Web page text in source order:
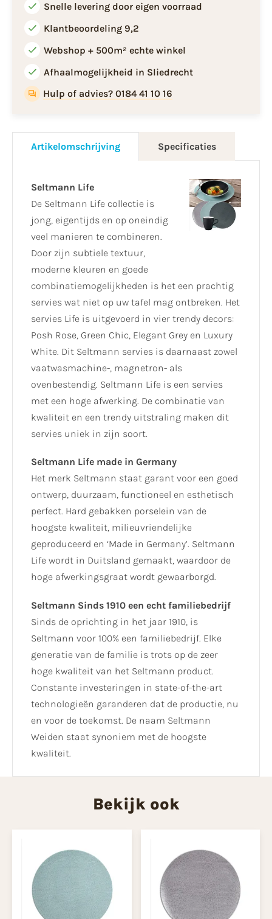
Snelle levering door eigen voorraad
Klantbeoordeling 9,2
Webshop + 500m² echte winkel
Afhaalmogelijkheid in Sliedrecht
Hulp of advies? 0184 41 10 16
Artikelomschrijving Specificaties
Seltmann Life
De Seltmann Life collectie is
jong, eigentijds en op oneindig
veel manieren te combineren.
Door zijn subtiele textuur,
moderne kleuren en goede
combinatiemogelijkheden is het een prachtig
servies wat niet op uw tafel mag ontbreken. Het
servies Life is uitgevoerd in vier trendy decors:
Posh Rose, Green Chic, Elegant Grey en Luxury
White. Dit Seltmann servies is daarnaast zowel
vaatwasmachine-, magnetron- als
ovenbestendig. Seltmann Life is een servies
met een hoge afwerking. De combinatie van
kwaliteit en een trendy uitstraling maken dit
servies uniek in zijn soort.
Seltmann Life made in Germany
Het merk Seltmann staat garant voor een goed
ontwerp, duurzaam, functioneel en esthetisch
perfect. Hard gebakken porselein van de
hoogste kwaliteit, milieuvriendelijke
geproduceerd en ‘Made in Germany’. Seltmann
Life wordt in Duitsland gemaakt, waardoor de
hoge afwerkingsgraat wordt gewaarborgd.
Seltmann Sinds 1910 een echt familiebedrijf
Sinds de oprichting in het jaar 1910, is
Seltmann voor 100% een familiebedrijf. Elke
generatie van de familie is trots op de zeer
hoge kwaliteit van het Seltmann product.
Constante investeringen in state-of-the-art
technologieën garanderen dat de productie, nu
en voor de toekomst. De naam Seltmann
Weiden staat synoniem met de hoogste
kwaliteit.
Bekijk ook